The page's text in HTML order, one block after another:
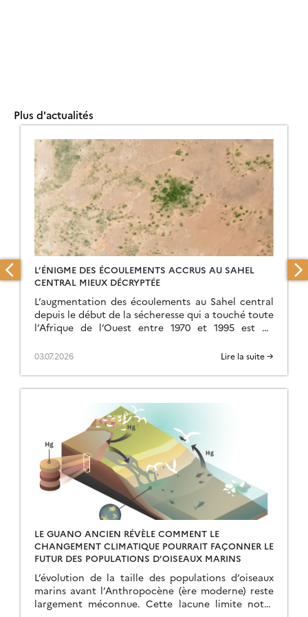
Plus d'actualités
L’ÉNIGME DES ÉCOULEMENTS ACCRUS AU SAHEL
CENTRAL MIEUX DÉCRYPTÉE
L’augmentation des écoulements au Sahel central
depuis le début de la sécheresse qui a touché toute
l’Afrique de l’Ouest entre 1970 et 1995 est un
03.07.2026 Lire la suite →
LE GUANO ANCIEN RÉVÈLE COMMENT LE
CHANGEMENT CLIMATIQUE POURRAIT FAÇONNER LE
FUTUR DES POPULATIONS D’OISEAUX MARINS
L’évolution de la taille des populations d’oiseaux
marins avant l’Anthropocène (ère moderne) reste
largement méconnue. Cette lacune limite notre